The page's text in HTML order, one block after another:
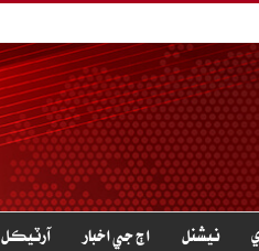
نيشنل اڄ جي اخبار آرٽيڪل